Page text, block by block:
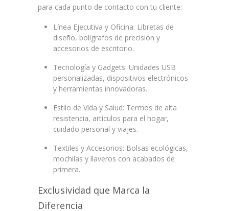
para cada punto de contacto con tu cliente:
Línea Ejecutiva y Oficina: Libretas de
diseño, bolígrafos de precisión y
accesorios de escritorio.
Tecnología y Gadgets: Unidades USB
personalizadas, dispositivos electrónicos
y herramientas innovadoras.
Estilo de Vida y Salud: Termos de alta
resistencia, artículos para el hogar,
cuidado personal y viajes.
Textiles y Accesorios: Bolsas ecológicas,
mochilas y llaveros con acabados de
primera.
Exclusividad que Marca la
Diferencia